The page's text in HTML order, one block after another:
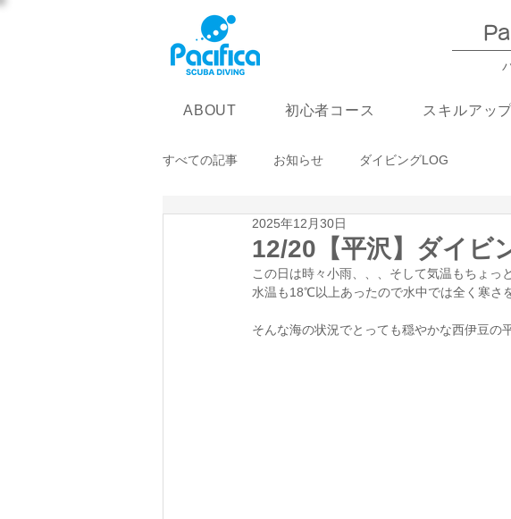
ABOUT 初心者コース スキルアッ
すべての記事 お知らせ ダイビングLOG
12/20【平沢】ダイビ
2025年12月30日
この日は時々小雨、、、そして気温もちょっ
水温も18℃以上あったので水中では全く寒さ
そんな海の状況でとっても穏やかな西伊豆の